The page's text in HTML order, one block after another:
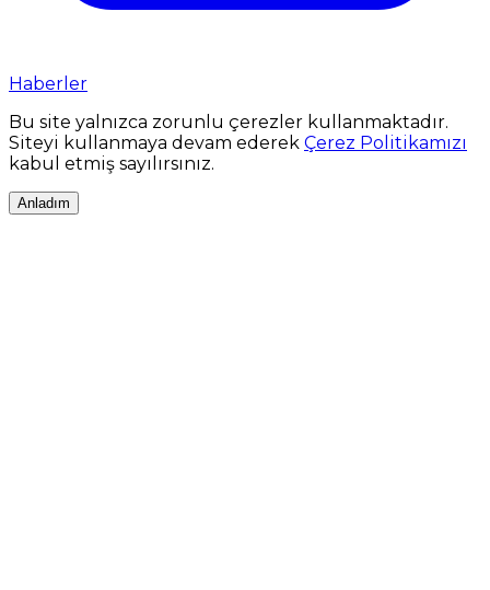
Haberler
Bu site yalnızca zorunlu çerezler kullanmaktadır.
Siteyi kullanmaya devam ederek Çerez Politikamızı
kabul etmiş sayılırsınız.
Anladım